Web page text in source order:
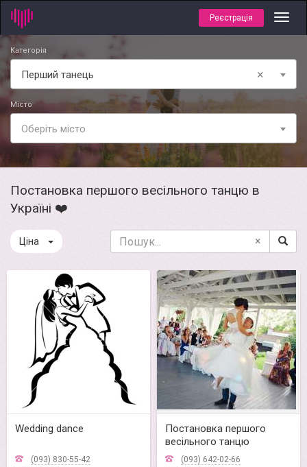
Реєстрація
Категорія
×
Перший танець
Місто
Оберіть місто
Постановка першого весільного танцю в
Україні ❤️
Ціна ×
Wedding dance
(093) 830-55-42
Постановка першого
весільного танцю
(093) 642-02-66